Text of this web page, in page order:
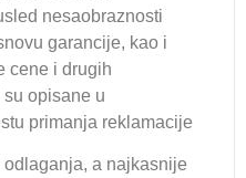
nesaobraznosti
garancije, kao i
cene i drugih
opisane u
primanja reklamacije
a najkasnije